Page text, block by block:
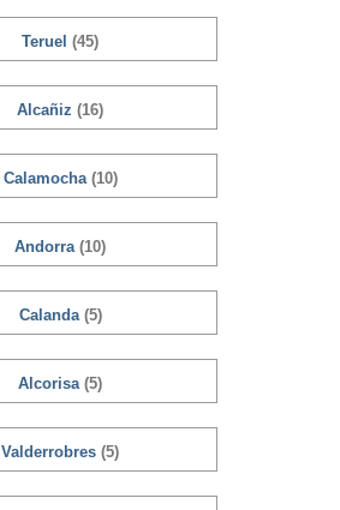
Teruel (45)
Alcañiz (16)
Calamocha (10)
Andorra (10)
Calanda (5)
Alcorisa (5)
Valderrobres (5)